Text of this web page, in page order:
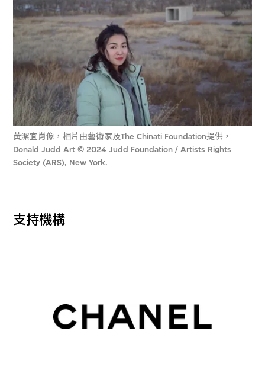
黃潔宜肖像，相片由藝術家及The Chinati Foundation提供，
Donald Judd Art © 2024 Judd Foundation / Artists Rights
Society (ARS), New York.
支持機構